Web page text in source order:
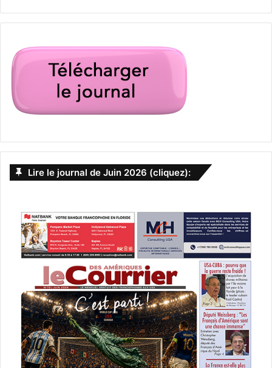
fascinante sur la face cachée de Miami. Il a également écrit
Cap Canaveral en Floride.
Article détaillé sur Bloody Miami
– « Ce monde disparu »de Dennis Lehane – roman de
2015.
mafia prospère aux États-Unis. Après avoir régné sur le
trafic d’alcool en Floride, Joe Coughlin a passé la main à
son second Dion Bartolo tout en continuant d’agir comme
conseiller pour des gangsters. Mais un jour, il reçoit la
visite d’un gardien de prison porteur d’un message : un
mystérieux commanditaire a mis sur sa tête un contrat
dont l’exécution est prévue pour le mercredi des Cendres.
Commentaire :ce roman conclut la trilogie entamée avec
« Un pays à l’aube » et « Ils vivent la nuit ».L’auteur a été
primé pour « Mystic River » et « Shutter Island ».
Lire le journal de Juin 2026 (cliquez):